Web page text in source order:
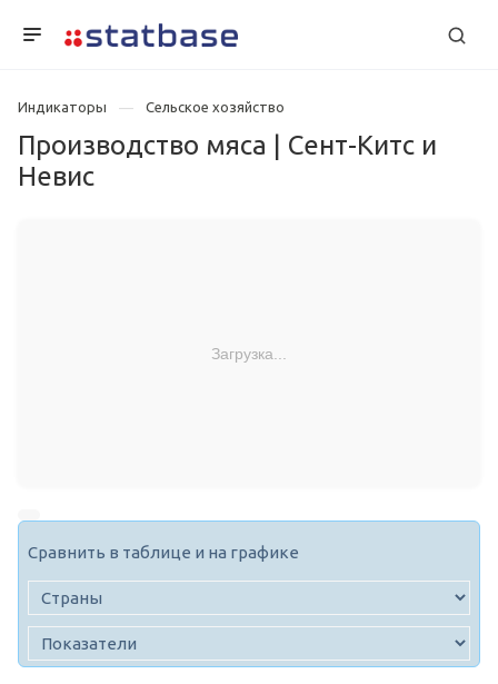
Индикаторы Сельское хозяйство
Производство мяса | Сент-Китс и
Невис
Загрузка...
Сравнить в таблице и на графике